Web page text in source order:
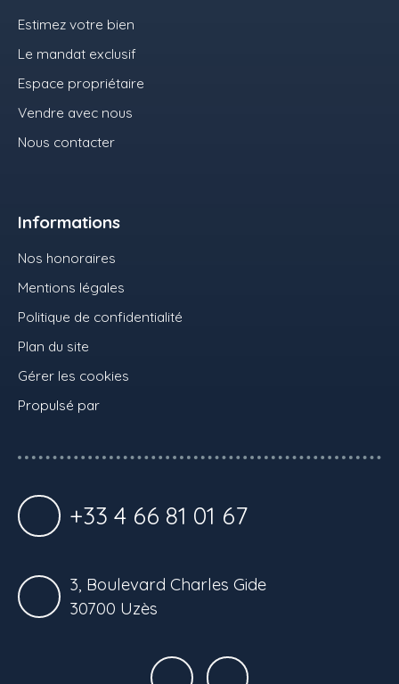
Estimez votre bien
Le mandat exclusif
Espace propriétaire
Vendre avec nous
Nous contacter
Informations
Nos honoraires
Mentions légales
Politique de confidentialité
Plan du site
Gérer les cookies
Propulsé par
+33 4 66 81 01 67
3, Boulevard Charles Gide
30700 Uzès